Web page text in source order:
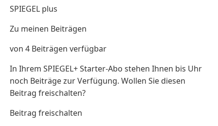
SPIEGEL plus
Zu meinen Beiträgen
von 4 Beiträgen verfügbar
In Ihrem SPIEGEL+ Starter-Abo stehen Ihnen bis Uhr
noch Beiträge zur Verfügung. Wollen Sie diesen
Beitrag freischalten?
Beitrag freischalten